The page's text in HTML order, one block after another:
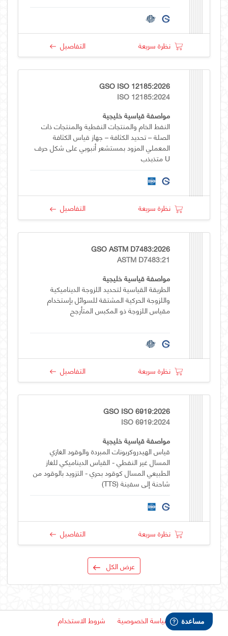
نظرة سريعة التفاصيل
GSO ISO 12185:2026
ISO 12185:2024
مواصفة قياسية خليجية
النفط الخام والمنتجات النفطية والمنتجات ذات
الصلة – تحديد الكثافة – جهاز قياس الكثافة
المعملي المزود بمستشعر أنبوبي على شكل حرف
U متذبذب
نظرة سريعة التفاصيل
GSO ASTM D7483:2026
ASTM D7483:21
مواصفة قياسية خليجية
الطريقة القياسية لتحديد اللزوجة الديناميكية
واللزوجة الحركية المشتقة للسوائل بإستخدام
مقياس اللزوجة ذو المكبس المتأرجح
نظرة سريعة التفاصيل
GSO ISO 6919:2026
ISO 6919:2024
مواصفة قياسية خليجية
قياس الهيدروكربونات المبردة والوقود الغازي
المسال غير النفطي - القياس الديناميكي للغاز
الطبيعي المسال كوقود بحري - التزويد بالوقود من
شاحنة إلى سفينة (TTS)
نظرة سريعة التفاصيل
عرض الكل
سياسة الخصوصية
شروط الاستخدام